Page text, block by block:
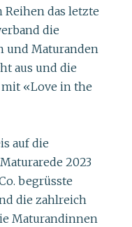
das letzte
die
und Maturanden
aus und die
«Love in the
auf die
2023
begrüsste
die zahlreich
Maturandinnen